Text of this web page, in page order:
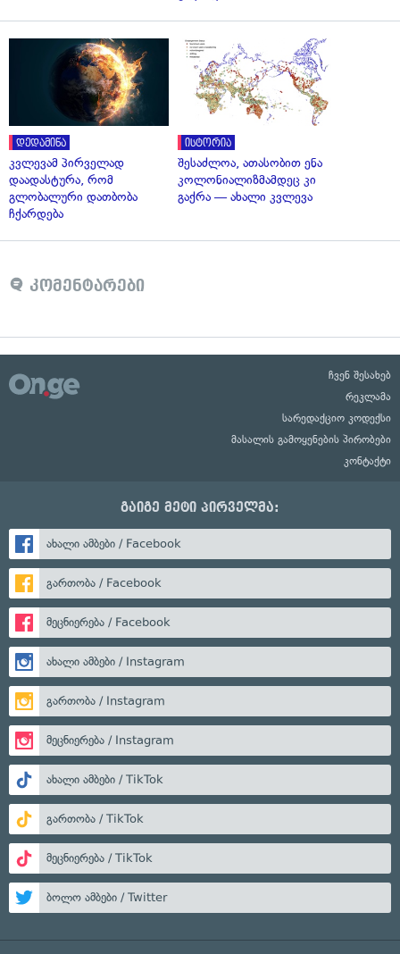
დედამიწა
კვლევამ პირველად
დაადასტურა, რომ
გლობალური დათბობა
ჩქარდება
ისტორია
შესაძლოა, ათასობით ენა
კოლონიალიზმამდეც კი
გაქრა — ახალი კვლევა
კომენტარები
ჩვენ შესახებ
რეკლამა
სარედაქციო კოდექსი
მასალის გამოყენების პირობები
კონტაქტი
გაიგე მეტი პირველმა:
ახალი ამბები / Facebook
გართობა / Facebook
მეცნიერება / Facebook
ახალი ამბები / Instagram
გართობა / Instagram
მეცნიერება / Instagram
ახალი ამბები / TikTok
გართობა / TikTok
მეცნიერება / TikTok
ბოლო ამბები / Twitter